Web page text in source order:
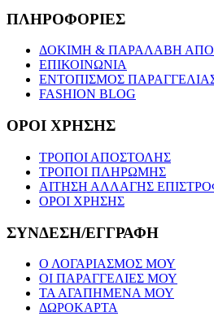
ΠΛΗΡΟΦΟΡΙΕΣ
ΔΟΚΙΜΗ & ΠΑΡΑΛΑΒΗ
ΕΠΙΚΟΙΝΩΝΙΑ
ΕΝΤΟΠΙΣΜΟΣ
FASHION BLOG
ΟΡΟΙ ΧΡΗΣΗΣ
ΤΡΟΠΟΙ ΑΠΟΣΤΟΛΗΣ
ΤΡΟΠΟΙ ΠΛΗΡΩΜΗΣ
ΑΙΤΗΣΗ ΑΛΛΑΓΗΣ
ΟΡΟΙ ΧΡΗΣΗΣ
ΣΥΝΔΕΣΗ/ΕΓΓΡΑΦΗ
Ο ΛΟΓΑΡΙΑΣΜΟΣ ΜΟΥ
ΟΙ ΠΑΡΑΓΓΕΛΙΕΣ ΜΟΥ
ΤΑ ΑΓΑΠΗΜΕΝΑ ΜΟΥ
ΔΩΡΟΚΑΡΤΑ